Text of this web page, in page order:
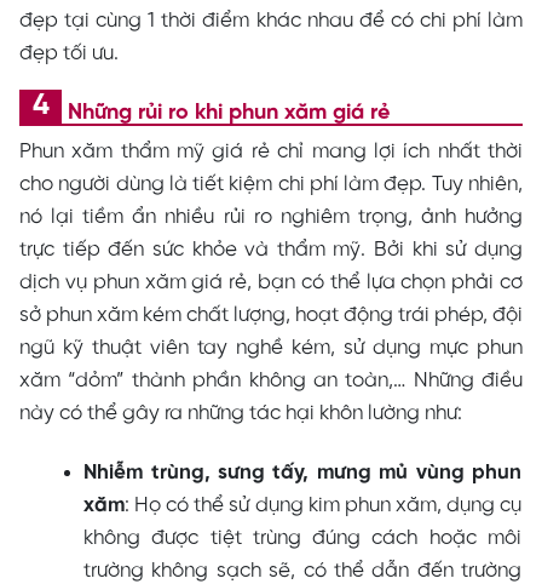
đẹp tại cùng 1 thời điểm khác nhau để có chi phí làm
đẹp tối ưu.
Những rủi ro khi phun xăm giá rẻ
Phun xăm thẩm mỹ giá rẻ chỉ mang lợi ích nhất thời
cho người dùng là tiết kiệm chi phí làm đẹp. Tuy nhiên,
nó lại tiềm ẩn nhiều rủi ro nghiêm trọng, ảnh hưởng
trực tiếp đến sức khỏe và thẩm mỹ. Bởi khi sử dụng
dịch vụ phun xăm giá rẻ, bạn có thể lựa chọn phải cơ
sở phun xăm kém chất lượng, hoạt động trái phép, đội
ngũ kỹ thuật viên tay nghề kém, sử dụng mực phun
xăm “dỏm” thành phần không an toàn,… Những điều
này có thể gây ra những tác hại khôn lường như:
Nhiễm trùng, sưng tấy, mưng mủ vùng phun
xăm: Họ có thể sử dụng kim phun xăm, dụng cụ
không được tiệt trùng đúng cách hoặc môi
trường không sạch sẽ, có thể dẫn đến trường